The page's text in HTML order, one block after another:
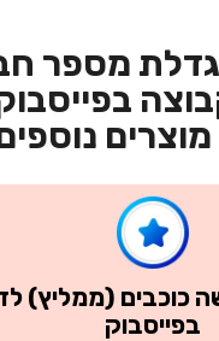
מספר
מוצרים
כוכבים (ממליץ)
בפייסבוק